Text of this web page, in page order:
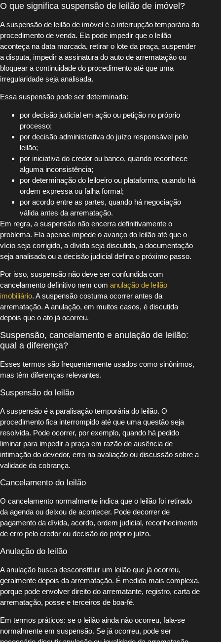
O que significa suspensão de leilão de imóvel?
A suspensão de leilão de imóvel é a interrupção temporária do
procedimento de venda. Ela pode impedir que o leilão
aconteça na data marcada, retirar o lote da praça, suspender
a disputa, impedir a assinatura do auto de arrematação ou
bloquear a continuidade do procedimento até que uma
irregularidade seja analisada.
Essa suspensão pode ser determinada:
por decisão judicial em ação ou petição no próprio
processo;
por decisão administrativa do juízo responsável pelo
leilão;
por iniciativa do credor ou banco, quando reconhece
alguma inconsistência;
por determinação do leiloeiro ou plataforma, quando há
ordem expressa ou falha formal;
por acordo entre as partes, quando há negociação
válida antes da arrematação.
Em regra, a suspensão não encerra definitivamente o
problema. Ela apenas impede o avanço do leilão até que o
vício seja corrigido, a dívida seja discutida, a documentação
seja analisada ou a decisão judicial defina o próximo passo.
Por isso, suspensão não deve ser confundida com
cancelamento definitivo nem com anulação de leilão
imobiliário. A suspensão costuma ocorrer antes da
arrematação. A anulação, em muitos casos, é discutida
depois que o ato já ocorreu.
Suspensão, cancelamento e anulação de leilão:
qual a diferença?
Esses termos são frequentemente usados como sinônimos,
mas têm diferenças relevantes.
Suspensão do leilão
A suspensão é a paralisação temporária do leilão. O
procedimento fica interrompido até que uma questão seja
resolvida. Pode ocorrer, por exemplo, quando há pedido
liminar para impedir a praça em razão de ausência de
intimação do devedor, erro na avaliação ou discussão sobre a
validade da cobrança.
Cancelamento do leilão
O cancelamento normalmente indica que o leilão foi retirado
da agenda ou deixou de acontecer. Pode decorrer de
pagamento da dívida, acordo, ordem judicial, reconhecimento
de erro pelo credor ou decisão do próprio juízo.
Anulação do leilão
A anulação busca desconstituir um leilão que já ocorreu,
geralmente depois da arrematação. É medida mais complexa,
porque pode envolver direito do arrematante, registro, carta de
arrematação, posse e terceiros de boa-fé.
Em termos práticos: se o leilão ainda não ocorreu, fala-se
normalmente em suspensão. Se já ocorreu, pode ser